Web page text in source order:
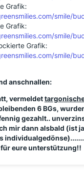
Grafik:
smile/
Grafik:
smile/
Grafik:
smile/
anschnallen:
vermeldet
6 BGs,
gezahlt..
mir dann alsbald (ist
eure unterstützung!!